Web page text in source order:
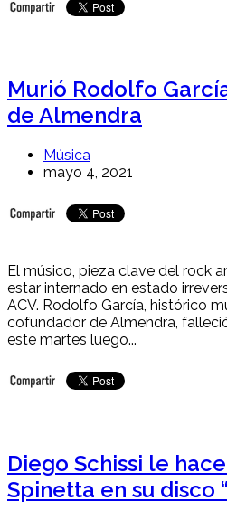
Murió Rodolfo
de Almendra
Música
mayo 4, 2021
El músico, pieza clave del rock
estar internado en estado
ACV. Rodolfo García, histórico
cofundador de Almendra,
este martes luego...
Diego Schissi le
Spinetta en su disco